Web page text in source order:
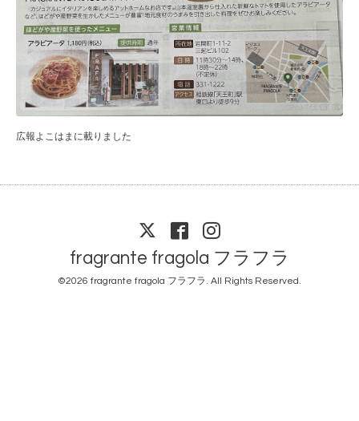
広報よこはまに載りました
fragrante fragola フラフラ
©2026 fragrante fragola フラフラ . All Rights Reserved.